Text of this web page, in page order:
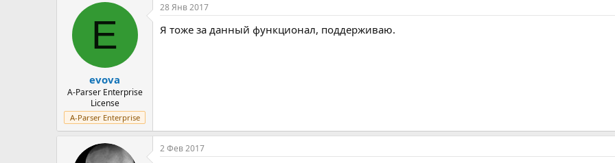
E
evova
A-Parser Enterprise
License
A-Parser Enterprise
28 Янв 2017
Я тоже за данный функционал, поддерживаю.
2 Фев 2017